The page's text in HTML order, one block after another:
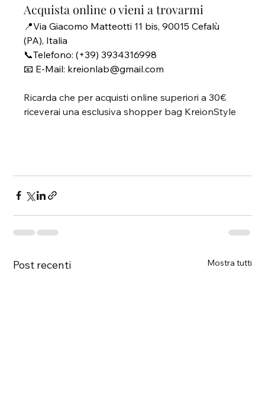
Acquista online o vieni a trovarmi
📍Via Giacomo Matteotti 11 bis, 90015 Cefalù
(PA), Italia
📞Telefono: (+39) 3934316998
📧 E-Mail: kreionlab@gmail.com
Ricarda che per acquisti online superiori a 30€
riceverai una esclusiva shopper bag KreionStyle
Post recenti Mostra tutti